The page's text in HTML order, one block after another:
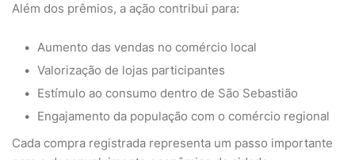
Além dos prêmios, a ação contribui para:
Aumento das vendas no comércio local
Valorização de lojas participantes
Estímulo ao consumo dentro de São Sebastião
Engajamento da população com o comércio regional
Cada compra registrada representa um passo importante